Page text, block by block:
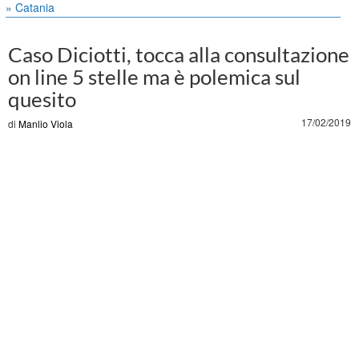
» Catania
Caso Diciotti, tocca alla consultazione
on line 5 stelle ma è polemica sul
quesito
di Manlio Viola 17/02/2019